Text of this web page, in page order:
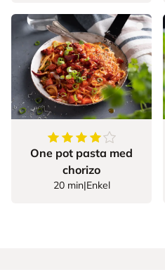
4.35av 5stjerner
One pot pasta med
chorizo
20 min|Enkel